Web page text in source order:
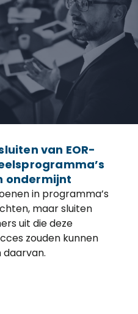
van EOR-
ondermijnt
in programma’s
maar sluiten
uit die deze
zouden kunnen
daarvan.